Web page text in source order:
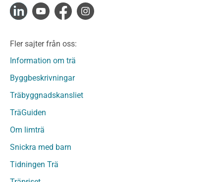
Konstruktionsvirke Fingerskarvat Obehandlat
Limträ
Fanerträ
Fanerträ Obehandlat
Träpanel och Utvändig beklädnad Behandlat
Träpanel och utvändig beklädnad Obehandlat
Trägolv
Sågat virke
Sågat virke Behandlat
Fler sajter från oss:
Information om trä
Byggbeskrivningar
Träbyggnadskansliet
TräGuiden
Om limträ
Snickra med barn
Tidningen Trä